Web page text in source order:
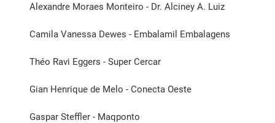
Alexandre Moraes Monteiro - Dr. Alciney A. Luiz
Camila Vanessa Dewes - Embalamil Embalagens
Théo Ravi Eggers - Super Cercar
Gian Henrique de Melo - Conecta Oeste
Gaspar Steffler - Maqponto